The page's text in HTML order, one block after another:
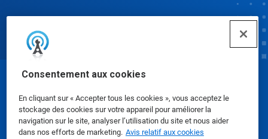
Consentement aux cookies
En cliquant sur « Accepter tous les cookies », vous acceptez le
stockage des cookies sur votre appareil pour améliorer la
navigation sur le site, analyser l’utilisation du site et nous aider
dans nos efforts de marketing. Avis relatif aux cookies
Fiches signalétiques|Politique de confidentialité